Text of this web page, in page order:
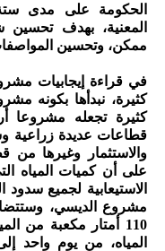
الحكومة على مدى
المعنية، بهدف
ممكن، وتحسين
في قراءة إيجابيات
كثيرة، نبدأها بكونه
كثيرة تجعله مشروعا
قطاعات عديدة زراعية
والاستثمار وغيرها من
على أن كميات المياه
الاستيعابية لجميع سدود
110 أمتار مكعبة من
المياه، من يوم واحد